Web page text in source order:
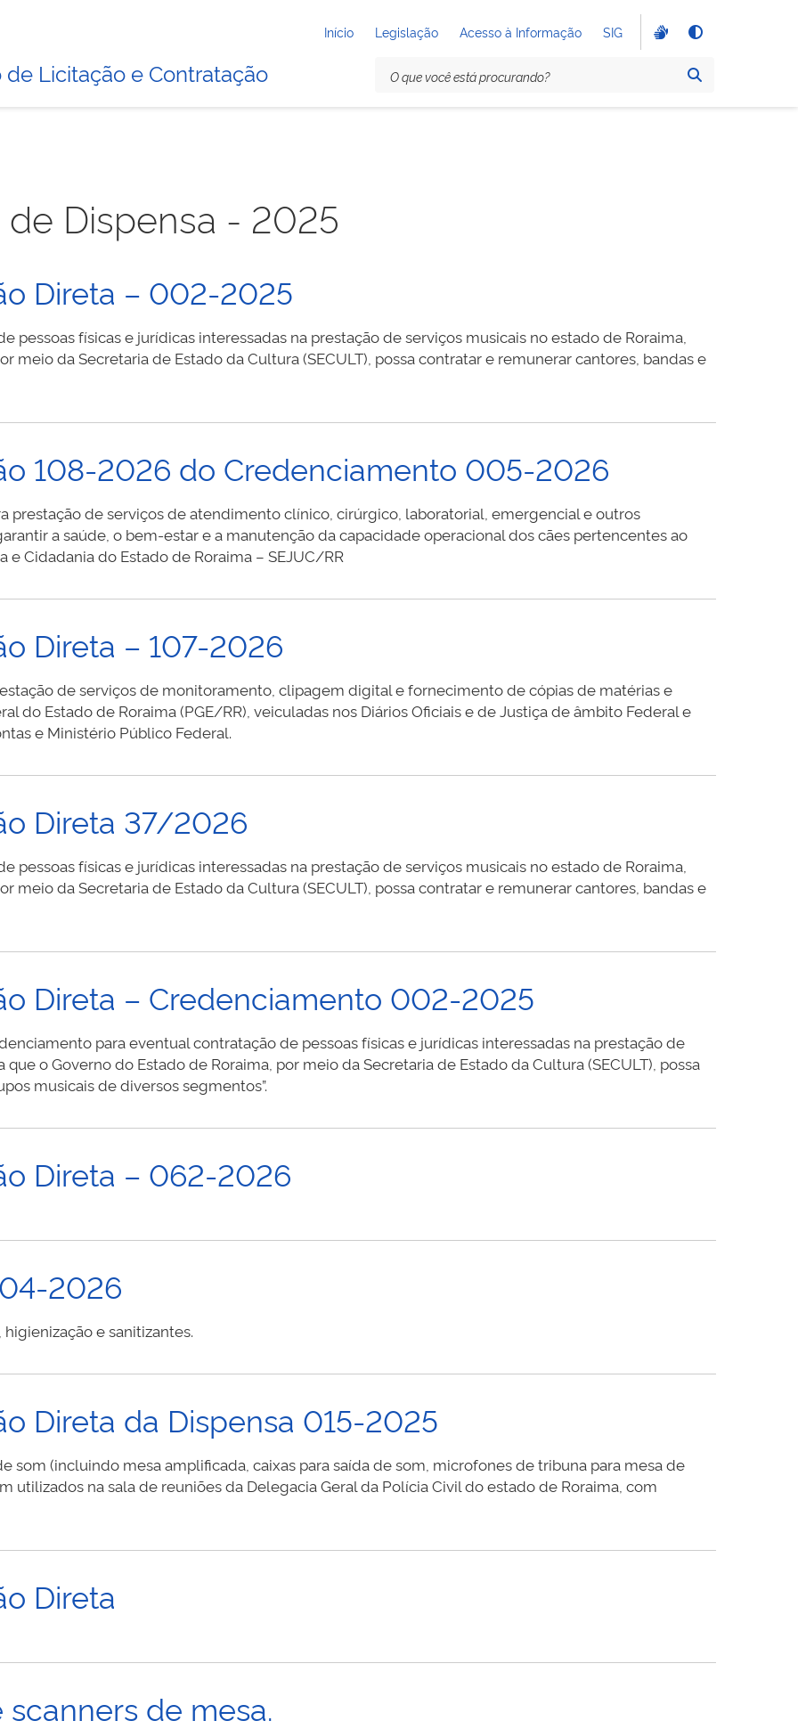
Início Legislação Acesso à Informação SIG
Licitação e Contratação
Dispensa - 2025
Direta – 002-2025
pessoas físicas e jurídicas interessadas na prestação de serviços musicais no estado de Roraima,
meio da Secretaria de Estado da Cultura (SECULT), possa contratar e remunerar cantores, bandas e
108-2026 do Credenciamento 005-2026
prestação de serviços de atendimento clínico, cirúrgico, laboratorial, emergencial e outros
a saúde, o bem-estar e a manutenção da capacidade operacional dos cães pertencentes ao
e Cidadania do Estado de Roraima – SEJUC/RR
Direta – 107-2026
de serviços de monitoramento, clipagem digital e fornecimento de cópias de matérias e
do Estado de Roraima (PGE/RR), veiculadas nos Diários Oficiais e de Justiça de âmbito Federal e
e Ministério Público Federal.
Direta 37/2026
pessoas físicas e jurídicas interessadas na prestação de serviços musicais no estado de Roraima,
meio da Secretaria de Estado da Cultura (SECULT), possa contratar e remunerar cantores, bandas e
Direta – Credenciamento 002-2025
para eventual contratação de pessoas físicas e jurídicas interessadas na prestação de
o Governo do Estado de Roraima, por meio da Secretaria de Estado da Cultura (SECULT), possa
musicais de diversos segmentos”.
Direta – 062-2026
2026
e sanitizantes.
Direta da Dispensa 015-2025
som (incluindo mesa amplificada, caixas para saída de som, microfones de tribuna para mesa de
utilizados na sala de reuniões da Delegacia Geral da Polícia Civil do estado de Roraima, com
Direta
de mesa.